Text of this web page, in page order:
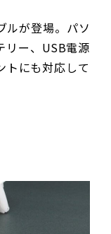
ルが登場。パソ
リー、USB電源
トにも対応して